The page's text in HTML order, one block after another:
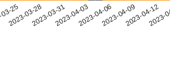
25
2023-03-282023-03-312023-04-032023-04-062023-04-092023-04-12